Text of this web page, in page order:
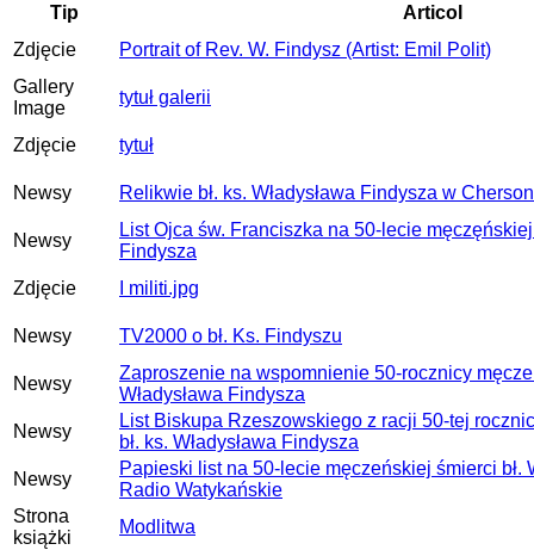
Tip
Articol
Zdjęcie
Portrait of Rev. W. Findysz (Artist: Emil Polit)
Gallery
Image
tytuł galerii
Zdjęcie tytuł
Newsy Relikwie bł. ks. Władysława Findysza w
Newsy
List Ojca św. Franciszka na 50-lecie męczęńskiej
Findysza
Zdjęcie
I militi.jpg
Newsy TV2000 o bł. Ks. Findyszu
Newsy
Zaproszenie na wspomnienie 50-rocznicy
Władysława Findysza
Newsy
List Biskupa Rzeszowskiego z racji 50-tej
bł. ks. Władysława Findysza
Newsy
Papieski list na 50-lecie męczeńskiej śmierci bł.
Radio Watykańskie
Strona
książki
Modlitwa